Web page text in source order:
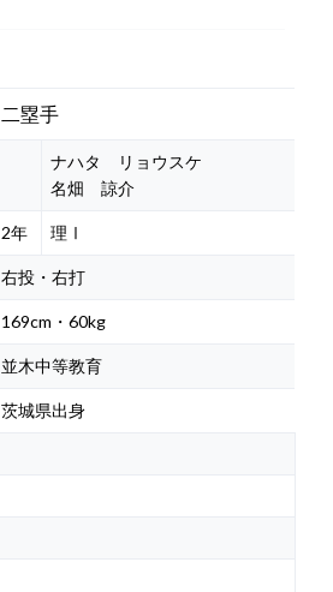
二塁手
ナハタ リョウスケ
名畑 諒介
2年 理Ⅰ
右投・右打
169cm・60kg
並木中等教育
茨城県出身